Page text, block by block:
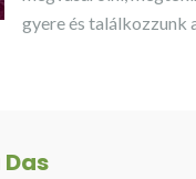
gyere és találkozzunk